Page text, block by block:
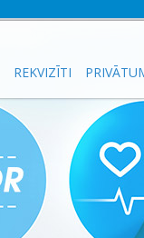
REKVIZĪTI